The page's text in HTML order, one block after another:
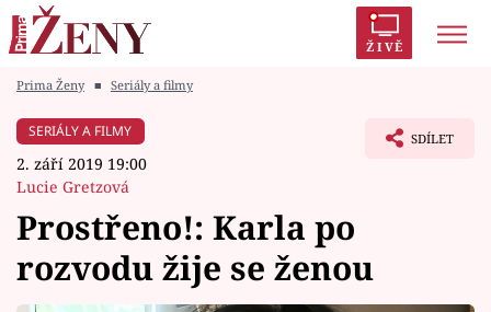
ŽIVĚ
Módní alarm
Témata
Prima Ženy ■ Seriály a filmy
SERIÁLY A FILMY
2. září 2019 19:00
Lucie Gretzová
SDÍLET
Prostřeno!: Karla po
rozvodu žije se ženou